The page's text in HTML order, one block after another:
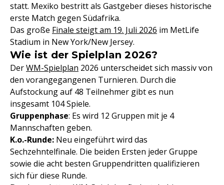
statt. Mexiko bestritt als Gastgeber dieses historische
erste Match gegen Südafrika.
Das große Finale steigt am 19. Juli 2026 im MetLife
Stadium in New York/New Jersey.
Wie ist der Spielplan 2026?
DerWM-Spielplan 2026 unterscheidet sich massiv von
den vorangegangenen Turnieren. Durch die
Aufstockung auf 48 Teilnehmer gibt es nun
insgesamt 104 Spiele.
Gruppenphase: Es wird 12 Gruppen mit je 4
Mannschaften geben.
K.o.-Runde: Neu eingeführt wird das
Sechzehntelfinale. Die beiden Ersten jeder Gruppe
sowie die acht besten Gruppendritten qualifizieren
sich für diese Runde.